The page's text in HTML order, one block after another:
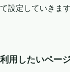
て設定していきます
利用したいペー